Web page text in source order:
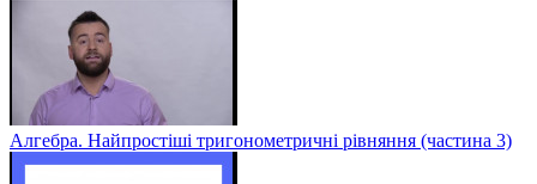
Алгебра. Найпростіші тригонометричні рівняння (частина 3)